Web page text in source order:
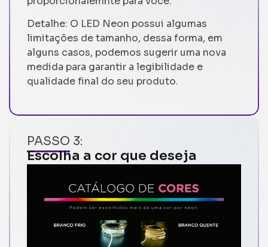
Detalhe: O LED Neon possui algumas
limitações de tamanho, dessa forma, em
alguns casos, podemos sugerir uma nova
medida para garantir a legibilidade e
qualidade final do seu produto.
PASSO 3:
Escolha a cor que deseja